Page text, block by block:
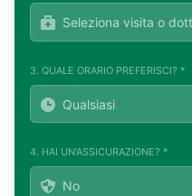
3. QUALE ORARIO PREFERISCI? *
4. HAI UN'ASSICURAZIONE? *